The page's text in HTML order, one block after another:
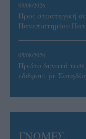
05/08/2026
Προς στρατηγική
Πανεπιστημίου
05/08/2026
Πρώτο δυνατό τεστ
εδάφους με Σουηδία
ΓΝΩΜΕΣ